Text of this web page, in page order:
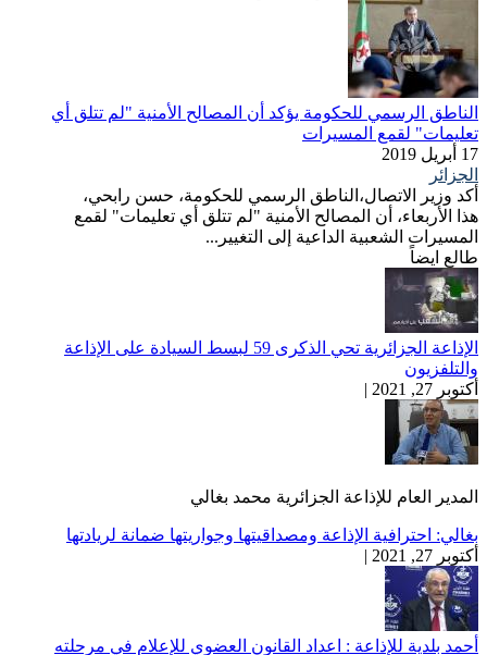
الناطق الرسمي للحكومة يؤكد أن المصالح الأمنية "لم تتلق أي
تعليمات" لقمع المسيرات
17 أبريل 2019
الجزائر
أكد وزير الاتصال،الناطق الرسمي للحكومة، حسن رابحي،
هذا الأربعاء، أن المصالح الأمنية "لم تتلق أي تعليمات" لقمع
المسيرات الشعبية الداعية إلى التغيير...
طالع ايضاً
الإذاعة الجزائرية تحي الذكرى 59 لبسط السيادة على الإذاعة
والتلفزيون
أكتوبر 27, 2021 |
المدير العام للإذاعة الجزائرية محمد بغالي
بغالي: احترافية الإذاعة ومصداقيتها وجواريتها ضمانة لريادتها
أكتوبر 27, 2021 |
أحمد بلدية للإذاعة : اعداد القانون العضوي للإعلام في مرحلته